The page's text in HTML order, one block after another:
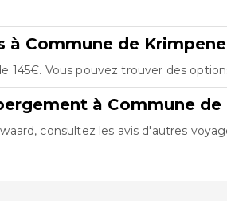
Commune de
Vous pouvez trouver des
à Commune de
consultez les avis d'autres